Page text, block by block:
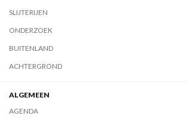
SLIJTERIJEN
ONDERZOEK
BUITENLAND
ACHTERGROND
ALGEMEEN
AGENDA